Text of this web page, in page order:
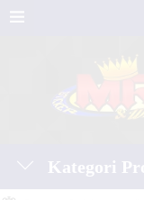
Kategori